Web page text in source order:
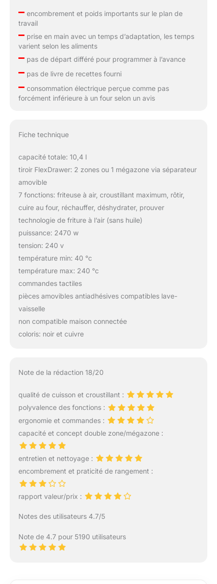
–encombrement et poids importants sur le plan de
travail
–prise en main avec un temps d’adaptation, les temps
varient selon les aliments
–pas de départ différé pour programmer à l’avance
–pas de livre de recettes fourni
–consommation électrique perçue comme pas
forcément inférieure à un four selon un avis
Fiche technique
capacité totale: 10,4 l
tiroir FlexDrawer: 2 zones ou 1 mégazone via séparateur
amovible
7 fonctions: friteuse à air, croustillant maximum, rôtir,
cuire au four, réchauffer, déshydrater, prouver
technologie de friture à l’air (sans huile)
puissance: 2470 w
tension: 240 v
température min: 40 °c
température max: 240 °c
commandes tactiles
pièces amovibles antiadhésives compatibles lave-
vaisselle
non compatible maison connectée
coloris: noir et cuivre
Note de la rédaction 18/20
qualité de cuisson et croustillant :
polyvalence des fonctions :
ergonomie et commandes :
capacité et concept double zone/mégazone :
entretien et nettoyage :
encombrement et praticité de rangement :
rapport valeur/prix :
Notes des utilisateurs 4.7/5
Note de 4.7 pour 5190 utilisateurs